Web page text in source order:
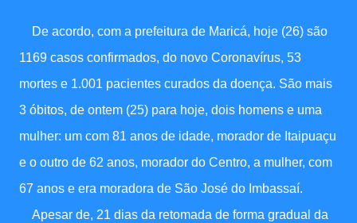
De acordo, com a prefeitura de Maricá, hoje (26) são
1169 casos confirmados, do novo Coronavírus, 53
mortes e 1.001 pacientes curados da doença. São mais
3 óbitos, de ontem (25) para hoje, dois homens e uma
mulher: um com 81 anos de idade, morador de Itaipuaçu
e o outro de 62 anos, morador do Centro, a mulher, com
67 anos e era moradora de São José do Imbassaí.
Apesar de, 21 dias da retomada de forma gradual da